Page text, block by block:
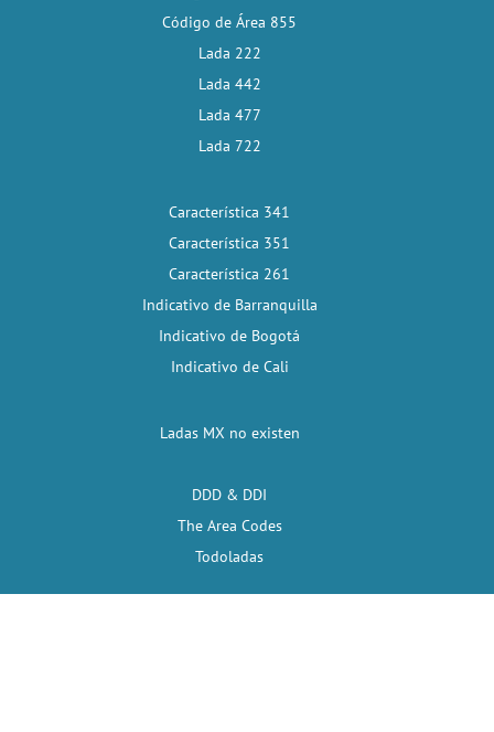
Código de Área 855
Lada 222
Lada 442
Lada 477
Lada 722
Característica 341
Característica 351
Característica 261
Indicativo de Barranquilla
Indicativo de Bogotá
Indicativo de Cali
Ladas MX no existen
DDD & DDI
The Area Codes
Todoladas